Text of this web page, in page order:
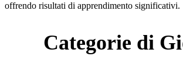
offrendo risultati di apprendimento significativi.
Categorie di